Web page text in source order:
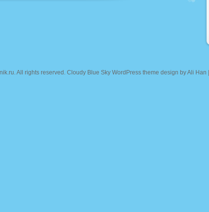
. All rights reserved. Cloudy Blue Sky WordPress theme design byAli Han